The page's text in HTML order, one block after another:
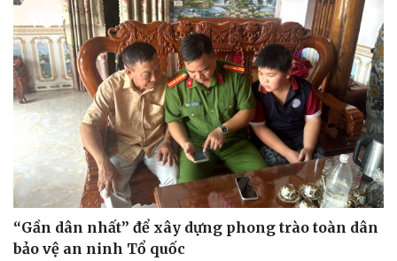
Sức khỏe
Dinh dưỡng - món ngon
Cây thuốc
Sản phụ khoa
Nhi khoa
Nam khoa
Làm đẹp - giảm cân
Phòng mạch online
Ăn sạch sống khỏe
Đời sống
Nhà đẹp
Blog
Tình yêu - Gia đình
“Gần dân nhất” để xây dựng phong trào toàn dân
bảo vệ an ninh Tổ quốc